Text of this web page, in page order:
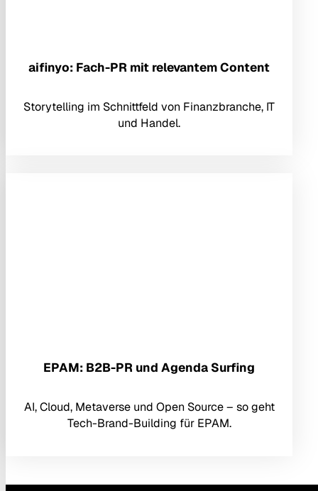
aifinyo: Fach-PR mit relevantem Content
Storytelling im Schnittfeld von Finanzbranche, IT
und Handel.
EPAM: B2B-PR und Agenda Surfing
AI, Cloud, Metaverse und Open Source – so geht
Tech-Brand-Building für EPAM.